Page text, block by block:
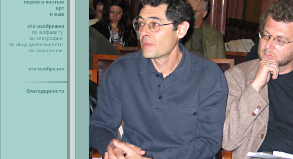
пером и кистью
арт
и еще
кто изображен
по алфавиту
по географии
по виду деятельности
по поколению
кто изобразил
благодарности